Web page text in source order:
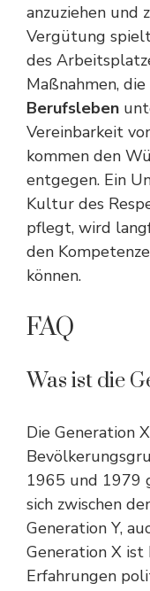
anzuziehen und
Vergütung
des
Maßnahmen,
Berufsleben
Vereinbarkeit
kommen den
entgegen. Ein
Kultur des
pflegt, wird
den
können.
FAQ
Was ist die
Die Generation
1965 und 1979
sich zwischen
Generation Y,
Generation X
Erfahrungen